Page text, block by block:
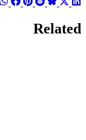
Related